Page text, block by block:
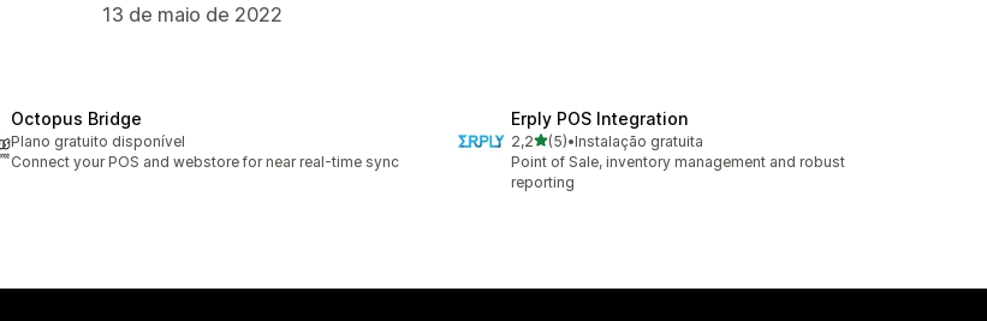
13 de maio de 2022
Octopus Bridge
Plano gratuito disponível
Connect your POS and webstore for near real-time sync
Erply POS Integration
2,2de 5 estrelas
(5)
5 total de avaliações
•Instalação gratuita
Point of Sale, inventory management and robust
reporting